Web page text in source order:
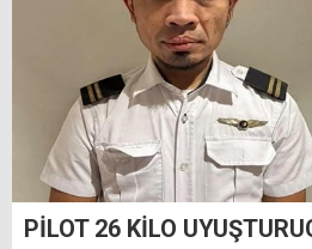
PİLOT 26 KİLO